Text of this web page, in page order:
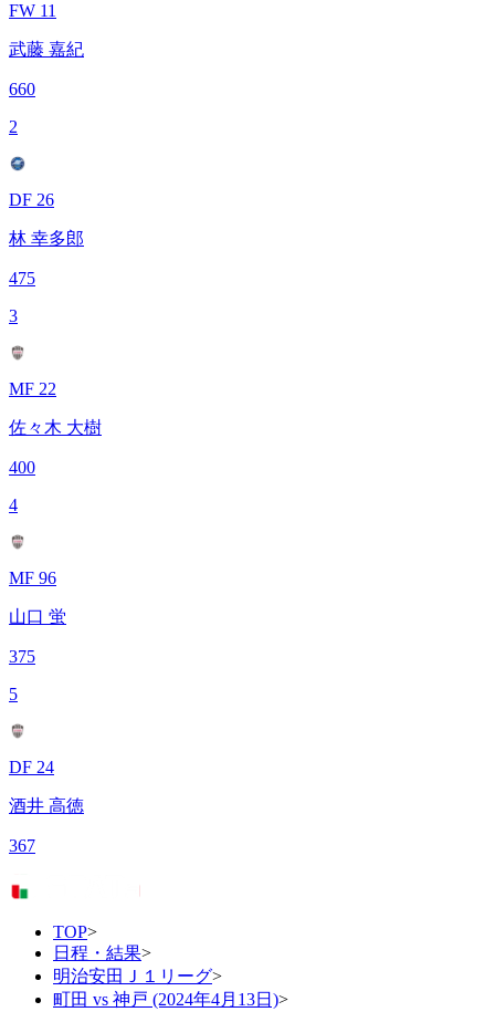
FW 11
武藤 嘉紀
660
2
DF 26
林 幸多郎
475
3
MF 22
佐々木 大樹
400
4
MF 96
山口 蛍
375
5
DF 24
酒井 高徳
367
TOP>
日程・結果>
明治安田Ｊ１リーグ>
町田 vs 神戸 (2024年4月13日)>